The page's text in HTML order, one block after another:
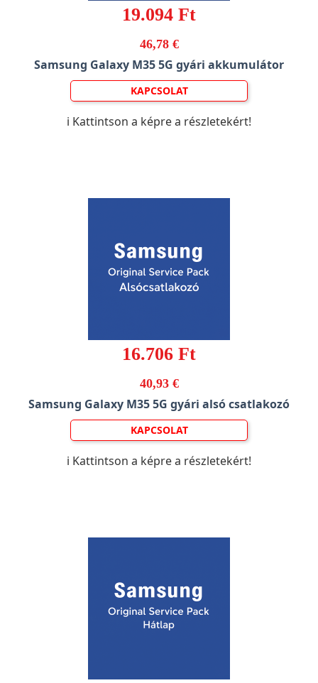
19.094 Ft
46,78 €
Samsung Galaxy M35 5G gyári akkumulátor
KAPCSOLAT
ℹ️ Kattintson a képre a részletekért!
16.706 Ft
40,93 €
Samsung Galaxy M35 5G gyári alsó csatlakozó
KAPCSOLAT
ℹ️ Kattintson a képre a részletekért!